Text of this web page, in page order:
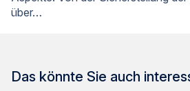
über…
Das könnte Sie auch